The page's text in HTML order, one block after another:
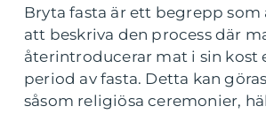
Bryta fasta är ett begrepp som
att beskriva den process där
återintroducerar mat i sin kost
period av fasta. Detta kan
såsom religiösa ceremonier,